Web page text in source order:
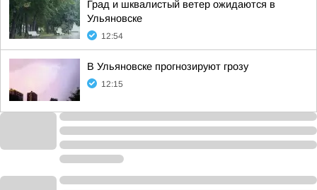
Град и шквалистый ветер ожидаются в
Ульяновске
12:54
В Ульяновске прогнозируют грозу
12:15